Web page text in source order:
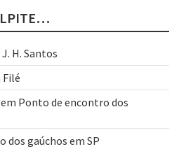
H. Santos
Filé
em Ponto de encontro dos
dos gaúchos em SP